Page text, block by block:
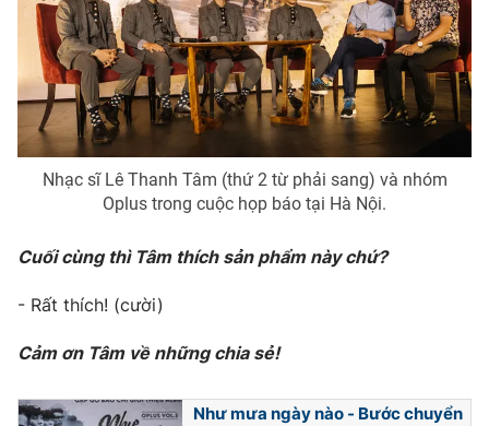
Nhạc sĩ Lê Thanh Tâm (thứ 2 từ phải sang) và nhóm
Oplus trong cuộc họp báo tại Hà Nội.
Cuối cùng thì Tâm thích sản phẩm này chứ?
- Rất thích! (cười)
Cảm ơn Tâm về những chia sẻ!
Như mưa ngày nào - Bước chuyển